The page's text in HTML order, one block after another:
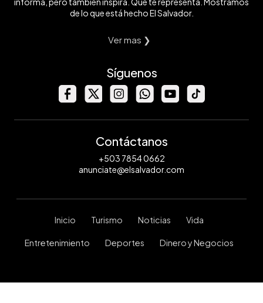
de lo que está hecho El Salvador.
Ver mas ❯
Síguenos
Contáctanos
+503 7854 0662
anunciate@elsalvador.com
Inicio Turismo Noticias Vida
Entretenimiento Deportes Dinero y Negocios